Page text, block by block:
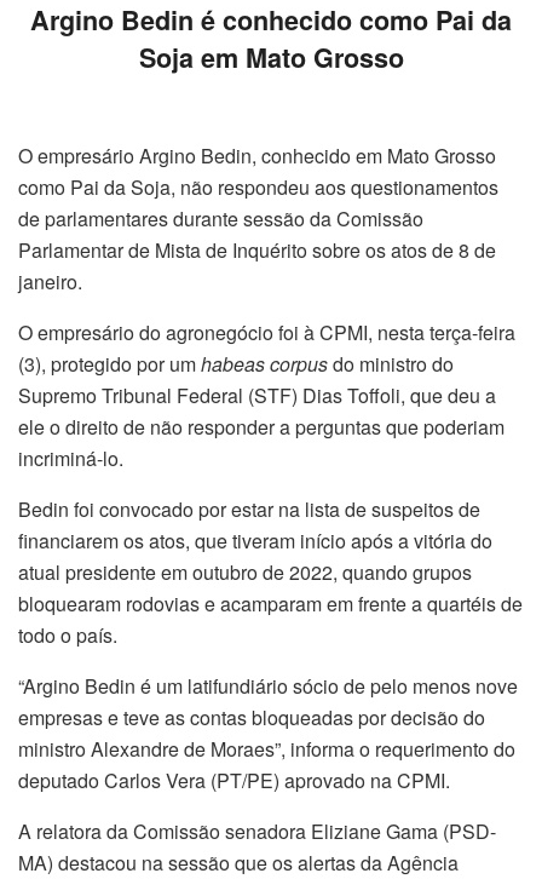
Argino Bedin é conhecido como Pai da
Soja em Mato Grosso
O empresário Argino Bedin, conhecido em Mato Grosso
como Pai da Soja, não respondeu aos questionamentos
de parlamentares durante sessão da Comissão
Parlamentar de Mista de Inquérito sobre os atos de 8 de
janeiro.
O empresário do agronegócio foi à CPMI, nesta terça-feira
(3), protegido por umhabeas corpusdo ministro do
Supremo Tribunal Federal (STF) Dias Toffoli, que deu a
ele o direito de não responder a perguntas que poderiam
incriminá-lo.
Bedin foi convocado por estar na lista de suspeitos de
financiarem os atos, que tiveram início após a vitória do
atual presidente em outubro de 2022, quando grupos
bloquearam rodovias e acamparam em frente a quartéis de
todo o país.
“Argino Bedin é um latifundiário sócio de pelo menos nove
empresas e teve as contas bloqueadas por decisão do
ministro Alexandre de Moraes”, informa o requerimento do
deputado Carlos Vera (PT/PE) aprovado na CPMI.
A relatora da Comissão senadora Eliziane Gama (PSD-
MA) destacou na sessão que os alertas da Agência